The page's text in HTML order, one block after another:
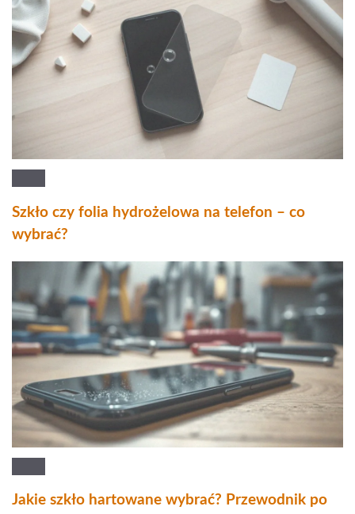
Szkło czy folia hydrożelowa na telefon – co
wybrać?
Jakie szkło hartowane wybrać? Przewodnik po